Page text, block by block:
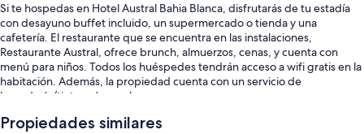
Si te hospedas en Hotel Austral Bahia Blanca, disfrutarás de tu estadía
con desayuno buffet incluido, un supermercado o tienda y una
cafetería. El restaurante que se encuentra en las instalaciones,
Restaurante Austral, ofrece brunch, almuerzos, cenas, y cuenta con
menú para niños. Todos los huéspedes tendrán acceso a wifi gratis en la
habitación. Además, la propiedad cuenta con un servicio de
lavandería/tintorería y un bar.
También encontrarás los siguientes beneficios:
Propiedades similares